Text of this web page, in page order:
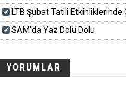
LTB Şubat Tatili
SAM’da Yaz Dolu Dolu
YORUMLAR